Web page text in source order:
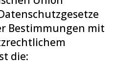
Bestimmungen mit
die: